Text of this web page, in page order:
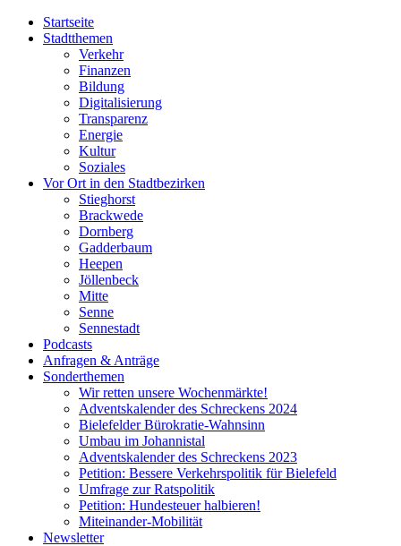
Startseite
Stadtthemen
Verkehr
Finanzen
Bildung
Digitalisierung
Transparenz
Energie
Kultur
Soziales
Vor Ort in den Stadtbezirken
Stieghorst
Brackwede
Dornberg
Gadderbaum
Heepen
Jöllenbeck
Mitte
Senne
Sennestadt
Podcasts
Anfragen & Anträge
Sonderthemen
Wir retten unsere Wochenmärkte!
Adventskalender des Schreckens 2024
Bielefelder Bürokratie-Wahnsinn
Umbau im Johannistal
Adventskalender des Schreckens 2023
Petition: Bessere Verkehrspolitik für Bielefeld​​
Umfrage zur Ratspolitik
Petition: Hundesteuer halbieren!
Miteinander-Mobilität
Newsletter